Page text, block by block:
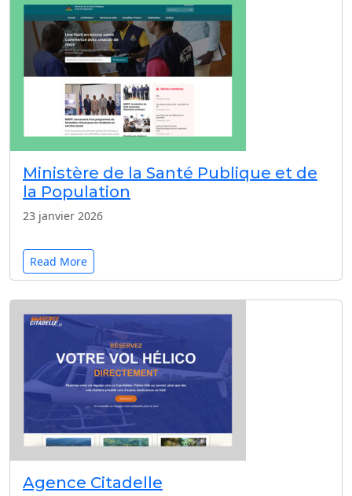
Ministère de la Santé Publique et de
la Population
23 janvier 2026
Read More
Agence Citadelle